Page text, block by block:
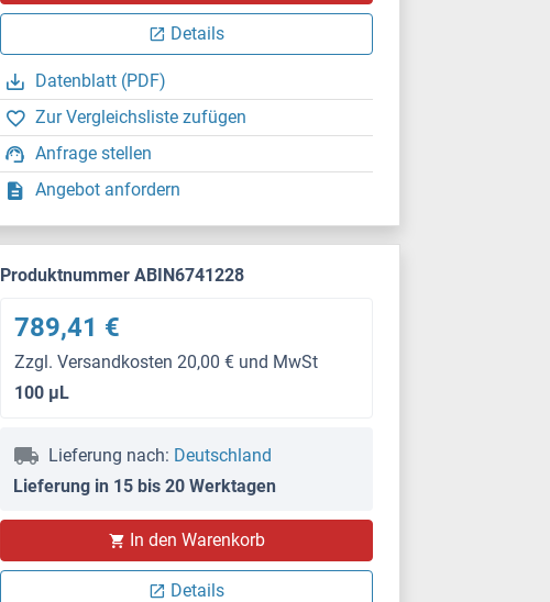
Details
Datenblatt (PDF)
Zur Vergleichsliste zufügen
Anfrage stellen
Angebot anfordern
Produktnummer ABIN6741228
789,41 €
Zzgl. Versandkosten 20,00 € und MwSt
100 μL
Lieferung nach: Deutschland
Lieferung in 15 bis 20 Werktagen
In den Warenkorb
Details